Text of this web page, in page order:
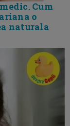
Cum
o
naturala